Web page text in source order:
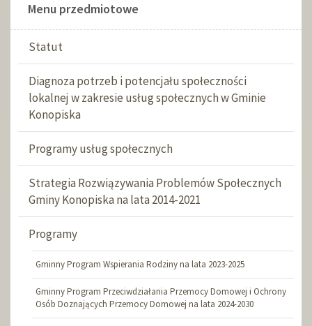
Menu przedmiotowe
Statut
Diagnoza potrzeb i potencjału społeczności
lokalnej w zakresie usług społecznych w Gminie
Konopiska
Programy usług społecznych
Strategia Rozwiązywania Problemów Społecznych
Gminy Konopiska na lata 2014-2021
Programy
Gminny Program Wspierania Rodziny na lata 2023-2025
Gminny Program Przeciwdziałania Przemocy Domowej i Ochrony
Osób Doznających Przemocy Domowej na lata 2024-2030